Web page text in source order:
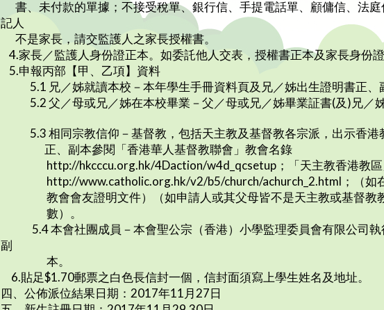
書、未付款的單據；不接受稅單、銀行信、手提電話單、顧傭信、法
記人
不是家長，請交監護人之家長授權書。
4.家長／監護人身份證正本。如委託他人交表，授權書正本及家長身份證
5.申報丙部【甲、乙項】資料
5.1 兄／姊就讀本校－本年學生手冊資料頁及兄／姊出生證明書正、
5.2 父／母或兄／姊在本校畢業－父／母或兄／姊畢業証書(及)兄／姊
5.3 相同宗教信仰－基督教，包括天主教及基督教各宗派，出示香港
正、副本參閱「香港華人基督教聯會」教會名錄
http://hkcccu.org.hk/4Daction/w4d_qcsetup；「天主教香港教區
http://www.catholic.org.hk/v2/b5/church/achurch_2.html；（如在
教會會友證明文件）（如申請人或其父母皆不是天主教或基督教教
數）。
5.4 本會社團成員－本會聖公宗（香港）小學監理委員會有限公司執
副
本。
6.貼足$1.70郵票之白色長信封一個，信封面須寫上學生姓名及地址。
四、公佈派位結果日期：2017年11月27日